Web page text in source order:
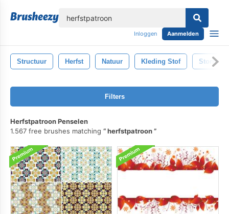
Inloggen Aanmelden
Structuur Herfst Natuur Kleding Stof Storm
Filters
Herfstpatroon Penselen
1.567 free brushes matching
herfstpatroon